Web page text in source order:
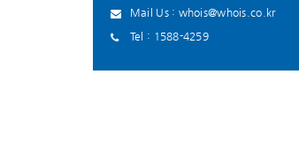
Mail Us : whois@whois.co.kr
Tel : 1588-4259